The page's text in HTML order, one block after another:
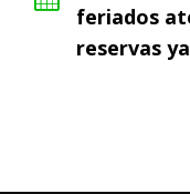
feriados
reservas